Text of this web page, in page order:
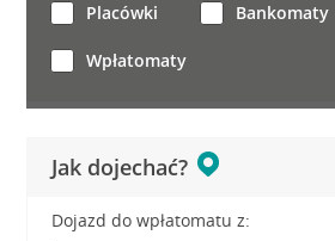
Jak dojechać?
Dojazd do wpłatomatu z:
Placówki Bankomaty
Wpłatomaty